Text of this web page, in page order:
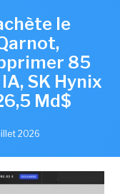
le
85
SK Hynix
Md$
2026